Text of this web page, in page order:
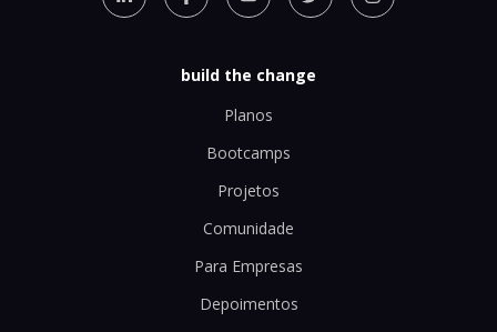
build the change
Planos
Bootcamps
Projetos
Comunidade
Para Empresas
Depoimentos